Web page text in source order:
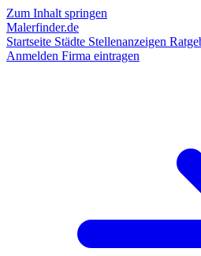
Zum Inhalt springen
Malerfinder.de
Startseite Städte Stellenanzeigen
Anmelden Firma eintragen